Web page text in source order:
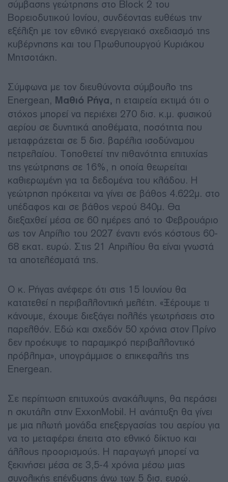
σύμβασης γεώτρησης στο Block 2 του
Βορειοδυτικού Ιονίου, συνδέοντας ευθέως την
εξέλιξη με τον εθνικό ενεργειακό σχεδιασμό της
κυβέρνησης και του Πρωθυπουργού Κυριάκου
Μητσοτάκη.
Σύμφωνα με τον διευθύνοντα σύμβουλο της
Energean, Μαθιό Ρήγα, η εταιρεία εκτιμά ότι ο
στόχος μπορεί να περιέχει 270 δισ. κ.μ. φυσικού
αερίου σε δυνητικά αποθέματα, ποσότητα που
μεταφράζεται σε 5 δισ. βαρέλια ισοδύναμου
πετρελαίου. Τοποθετεί την πιθανότητα επιτυχίας
της γεώτρησης σε 16%, η οποία θεωρείται
καθιερωμένη για τα δεδομένα του κλάδου. Η
γεώτρηση πρόκειται να γίνει σε βάθος 4.622μ. στο
υπέδαφος και σε βάθος νερού 840μ. Θα
διεξαχθεί μέσα σε 60 ημέρες από το Φεβρουάριο
ως τον Απρίλιο του 2027 έναντι ενός κόστους 60-
68 εκατ. ευρώ. Στις 21 Απριλίου θα είναι γνωστά
τα αποτελέσματά της.
Ο κ. Ρήγας ανέφερε ότι στις 15 Ιουνίου θα
κατατεθεί η περιβαλλοντική μελέτη. «Ξέρουμε τι
κάνουμε, έχουμε διεξάγει πολλές γεωτρήσεις στο
παρελθόν. Εδώ και σχεδόν 50 χρόνια στον Πρίνο
δεν προέκυψε το παραμικρό περιβαλλοντικό
πρόβλημα», υπογράμμισε ο επικεφαλής της
Energean.
Σε περίπτωση επιτυχούς ανακάλυψης, θα περάσει
η σκυτάλη στην ExxonMobil. Η ανάπτυξη θα γίνει
με μια πλωτή μονάδα επεξεργασίας του αερίου για
να το μεταφέρει έπειτα στο εθνικό δίκτυο και
άλλους προορισμούς. Η παραγωγή μπορεί να
ξεκινήσει μέσα σε 3,5-4 χρόνια μέσω μιας
συνολικής επένδυσης άνω των 5 δισ. ευρώ.